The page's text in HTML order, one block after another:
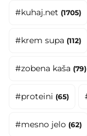
#kuhaj.net (1705)
#krem supa (112)
#zobena kaša (79)
#proteini (65)
#mesno jelo (62)